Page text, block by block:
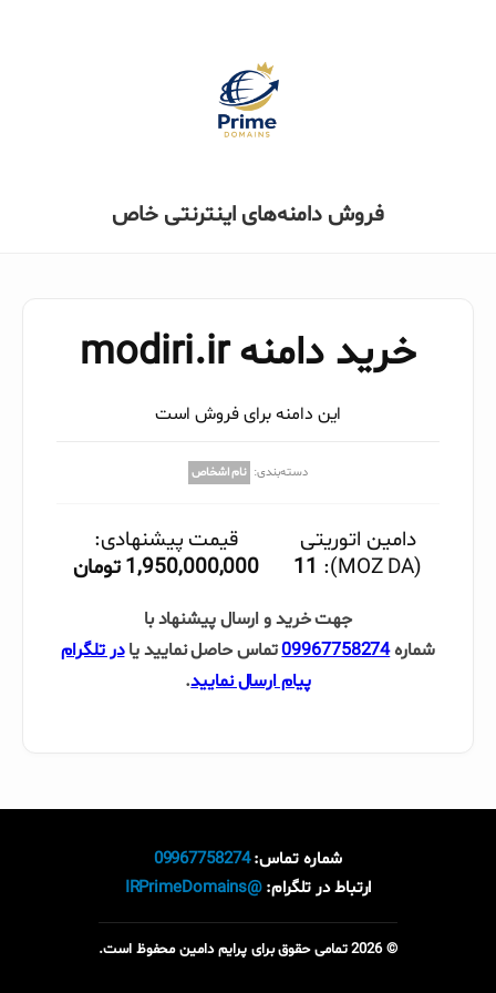
فروش دامنه‌های اینترنتی خاص
خرید دامنه modiri.ir
این دامنه برای فروش است
دسته‌بندی: نام اشخاص
دامین اتوریتی
(MOZ DA):
11
قیمت پیشنهادی:
1,950,000,000 تومان
جهت خرید و ارسال پیشنهاد با
شماره09967758274تماس حاصل نمایید یادر تلگرام
پیام ارسال نمایید.
شماره تماس:09967758274
ارتباط در تلگرام:@IRPrimeDomains
© 2026 تمامی حقوق برای پرایم دامین محفوظ است.